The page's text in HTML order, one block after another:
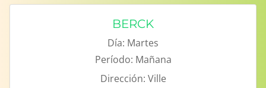
BERCK
Día: Martes
Período: Mañana
Dirección: Ville